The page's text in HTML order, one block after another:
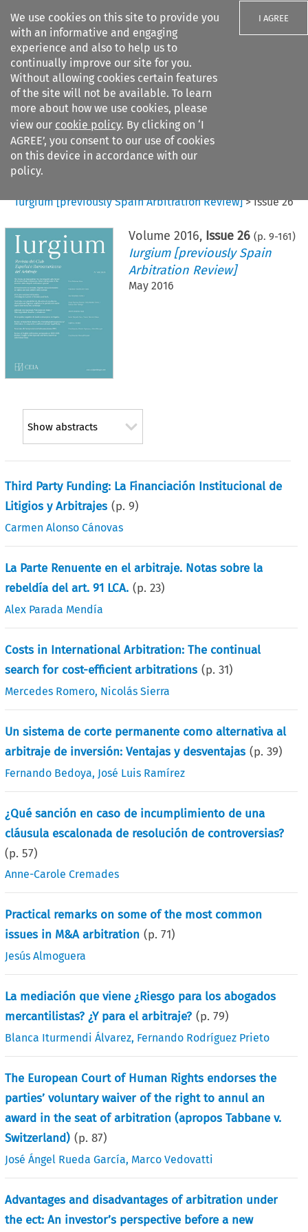
We use cookies on this site to provide you
with an informative and engaging
experience and also to help us to
continually improve our site for you.
Without allowing cookies certain features
of the site will not be available. To learn
more about how we use cookies, please
view our cookie policy. By clicking on ‘I
AGREE’, you consent to our use of cookies
on this device in accordance with our
policy.
I AGREE
Search filters
Citation search
Iurgium [previously Spain Arbitration Review]>Issue 26
Volume 2016, Issue 26 (p. 9-161)
Iurgium [previously Spain
Arbitration Review]
May 2016
Show abstracts
Third Party Funding: La Financiación Institucional de
Litigios y Arbitrajes (p.9)
Carmen Alonso Cánovas
La Parte Renuente en el arbitraje. Notas sobre la
rebeldía del art. 91 LCA. (p.23)
Alex Parada Mendía
Costs in International Arbitration: The continual
search for cost-efficient arbitrations (p.31)
Mercedes Romero, Nicolás Sierra
Un sistema de corte permanente como alternativa al
arbitraje de inversión: Ventajas y desventajas (p.39)
Fernando Bedoya, José Luis Ramírez
¿Qué sanción en caso de incumplimiento de una
cláusula escalonada de resolución de controversias?
(p.57)
Anne-Carole Cremades
Practical remarks on some of the most common
issues in M&A arbitration (p.71)
Jesús Almoguera
La mediación que viene ¿Riesgo para los abogados
mercantilistas? ¿Y para el arbitraje? (p.79)
Blanca Iturmendi Álvarez, Fernando Rodríguez Prieto
The European Court of Human Rights endorses the
parties’ voluntary waiver of the right to annul an
award in the seat of arbitration (apropos Tabbane v.
Switzerland) (p.87)
José Ángel Rueda García, Marco Vedovatti
Advantages and disadvantages of arbitration under
the ect: An investor’s perspective before a new